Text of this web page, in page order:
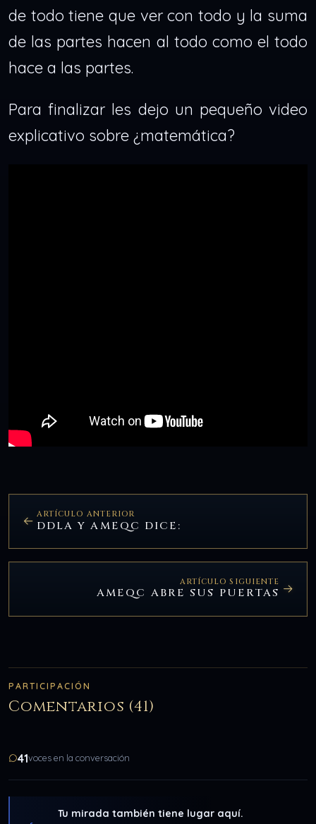
de todo tiene que ver con todo y la suma
de las partes hacen al todo como el todo
hace a las partes.
Para finalizar les dejo un pequeño video
explicativo sobre ¿matemática?
ARTÍCULO ANTERIOR
DDLA Y AMEQC DICE:
ARTÍCULO SIGUIENTE
AMEQC ABRE SUS PUERTAS
PARTICIPACIÓN
Comentarios (41)
41voces en la conversación
Tu mirada también tiene lugar aquí.